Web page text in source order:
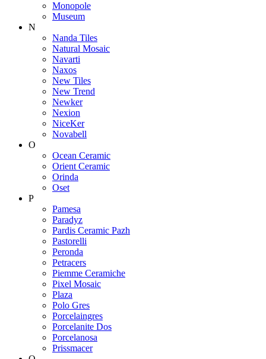
Monopole
Museum
N
Nanda Tiles
Natural Mosaic
Navarti
Naxos
New Tiles
New Trend
Newker
Nexion
NiceKer
Novabell
O
Ocean Ceramic
Orient Ceramic
Orinda
Oset
P
Pamesa
Paradyz
Pardis Ceramic Pazh
Pastorelli
Peronda
Petracers
Piemme Ceramiche
Pixel Mosaic
Plaza
Polo Gres
Porcelaingres
Porcelanite Dos
Porcelanosa
Prissmacer